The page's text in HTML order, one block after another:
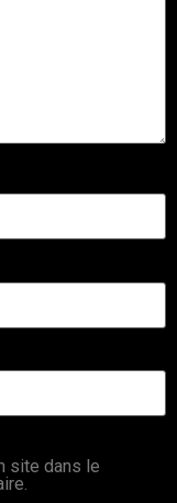
site dans le